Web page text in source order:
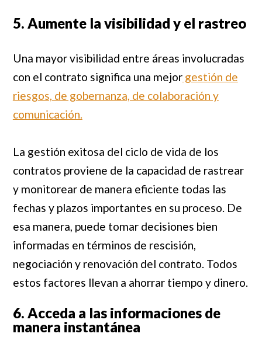
5. Aumente la visibilidad y el rastreo
Una mayor visibilidad entre áreas involucradas
con el contrato significa una mejorgestión de
riesgos, de gobernanza, de colaboración y
comunicación.
La gestión exitosa del ciclo de vida de los
contratos proviene de la capacidad de rastrear
y monitorear de manera eficiente todas las
fechas y plazos importantes en su proceso. De
esa manera, puede tomar decisiones bien
informadas en términos de rescisión,
negociación y renovación del contrato. Todos
estos factores llevan a ahorrar tiempo y dinero.
6. Acceda a las informaciones de
manera instantánea